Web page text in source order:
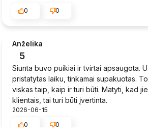
0
0
Anželika
5
Siunta buvo puikiai ir tvirtai apsaugota.
pristatytas laiku, tinkamai supakuotas.
viskas taip, kaip ir turi būti. Matyti, kad
klientais, tai turi būti įvertinta.
2026-06-15
0
0